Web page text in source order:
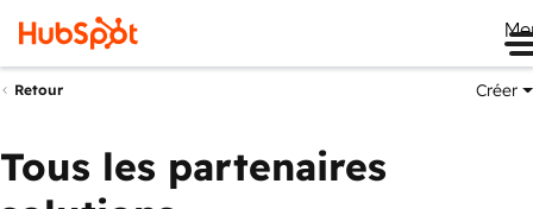
Retour Créer
Tous les partenaires